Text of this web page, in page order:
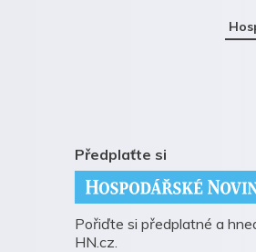
Předplaťte si
Pořiďte si předplatné a
HN.cz.